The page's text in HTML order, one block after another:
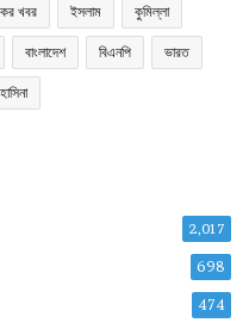
খবর ইসলাম কুমিল্লা
বাংলাদেশ বিএনপি ভারত
হাসিনা
2,017
698
474